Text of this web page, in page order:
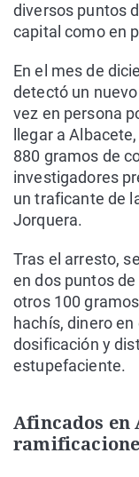
diversos puntos
capital como en
En el mes de
detectó un
vez en persona
llegar a
880 gramos de
investigadores
un traficante de
Jorquera.
Tras el arresto,
en dos puntos
otros 100
hachís, dinero
dosificación y
estupefaciente.
Afincados en